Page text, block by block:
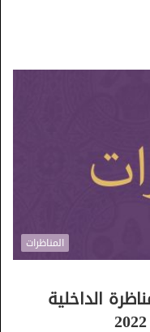
المناظرات
الداخلية